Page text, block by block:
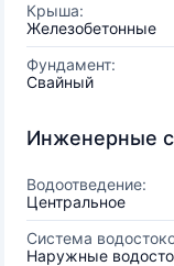
Крыша:
Железобетонные
Фундамент:
Свайный
Инженерные
Водоотведение:
Центральное
Система
Наружные